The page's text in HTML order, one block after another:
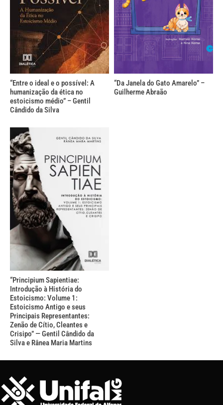
“Entre o ideal e o possível: A
humanização da ética no
estoicismo médio” – Gentil
Cândido da Silva
“Da Janela do Gato Amarelo” –
Guilherme Abraão
“Principium Sapientiae:
Introdução à História do
Estoicismo: Volume 1:
Estoicismo Antigo e seus
Principais Representantes:
Zenão de Cítio, Cleantes e
Crisipo” — Gentil Cândido da
Silva e Rânea Maria Martins